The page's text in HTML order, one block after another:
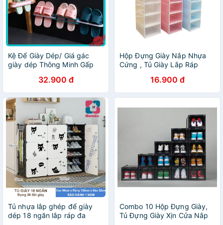
Kệ Để Giày Dép/ Giá gác
giày dép Thông Minh Gấp
32.900 đ
Hộp Đựng Giày Nắp Nhựa
Cứng , Tủ Giày Lắp Ráp
16.900 đ
Tủ nhựa lắp ghép để giày
dép 18 ngăn lắp ráp đa
Combo 10 Hộp Đựng Giày,
Tủ Đựng Giày Xịn Cửa Nắp